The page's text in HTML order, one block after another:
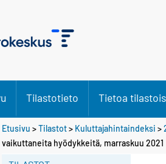
Tilastotieto Tietoa
Etusivu >Tilastot> Kuluttajahintaindeksi >
vaikuttaneita hyödykkeitä, marraskuu 2021